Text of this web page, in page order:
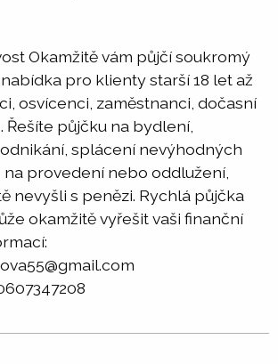
Okamžitě vám půjčí soukromý
nabídka pro klienty starší 18 let až
osvícenci, zaměstnanci, dočasní
Řešíte půjčku na bydlení,
splácení nevýhodných
provedení nebo oddlužení,
nevyšli s penězi. Rychlá půjčka
okamžitě vyřešit vaši finanční